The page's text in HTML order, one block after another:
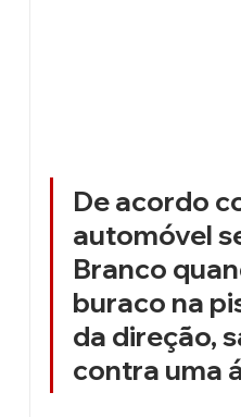
De acordo
automóvel
Branco
buraco na
da direção,
contra uma